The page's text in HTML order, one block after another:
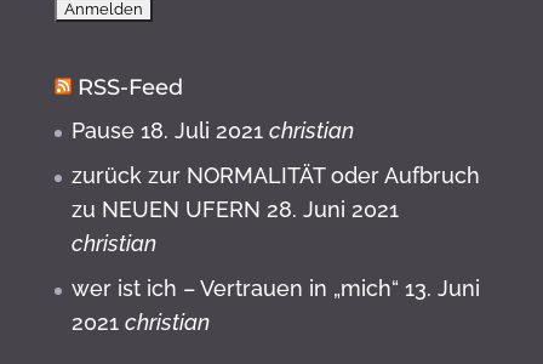
RSS-Feed
Pause 18. Juli 2021 christian
zurück zur NORMALITÄT oder Aufbruch
zu NEUEN UFERN 28. Juni 2021
christian
wer ist ich – Vertrauen in „mich“ 13. Juni
2021 christian